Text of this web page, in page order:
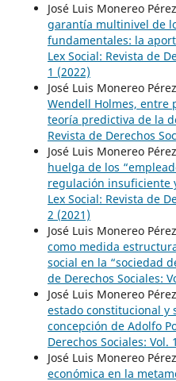
José Luis Monereo
garantía multinivel de
fundamentales: la
Lex Social: Revista de
1 (2022)
José Luis Monereo
Wendell Holmes,
teoría predictiva de la
Revista de Derechos
José Luis Monereo
huelga de los
regulación insuficiente
Lex Social: Revista de
2 (2021)
José Luis Monereo
como medida
social en la “sociedad
de Derechos Sociales:
José Luis Monereo
estado constitucional y
concepción de Adolfo
Derechos Sociales: Vol.
José Luis Monereo
económica en la